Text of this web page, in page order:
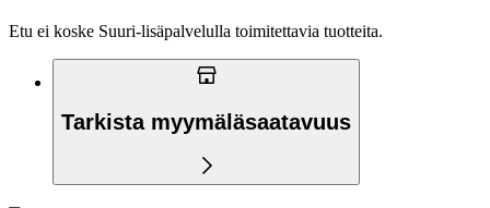
Etu ei koske Suuri‑lisäpalvelulla toimitettavia tuotteita.
Tarkista myymäläsaatavuus